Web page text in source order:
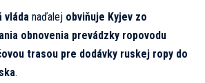
vláda naďalej obviňuje Kyjev zo
obnovenia prevádzky ropovodu
trasou pre dodávky ruskej ropy do
.